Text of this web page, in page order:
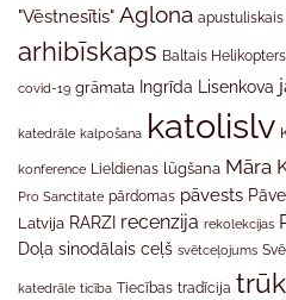
"Vēstnesītis" Aglona
arhibīskaps Baltais Helikopters
covid-19 grāmata Ingrīda Lisenkova
katedrāle kalpošana katolislv
konference Lieldienas lūgšana Māra
Pro Sanctitate pārdomas pāvests
Latvija RARZI recenzija rekolekcijas
Doļa sinodālais ceļš svētceļojums
katedrāle ticība Tiecības tradīcija